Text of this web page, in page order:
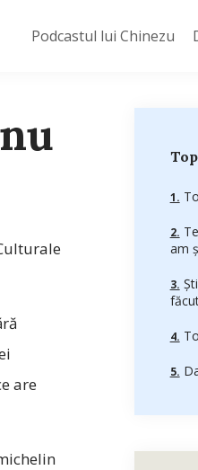
Podcastul lui Chinezu
are
am